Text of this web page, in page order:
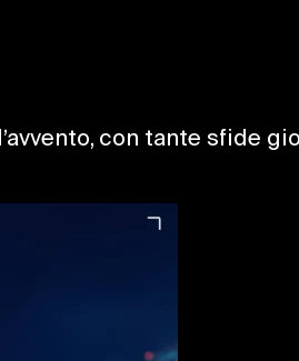
con tante sfide